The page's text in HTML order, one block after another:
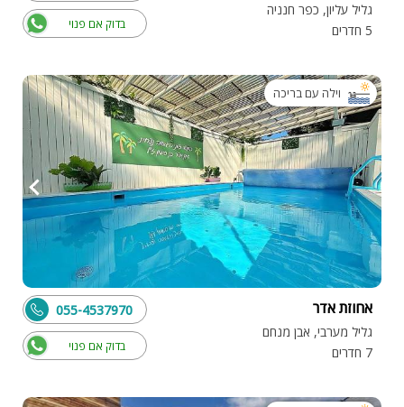
גליל עליון, כפר חנניה
5 חדרים
בדוק אם פנוי
וילה עם בריכה
אחוזת אדר
גליל מערבי, אבן מנחם
7 חדרים
בדוק אם פנוי
055-4537970